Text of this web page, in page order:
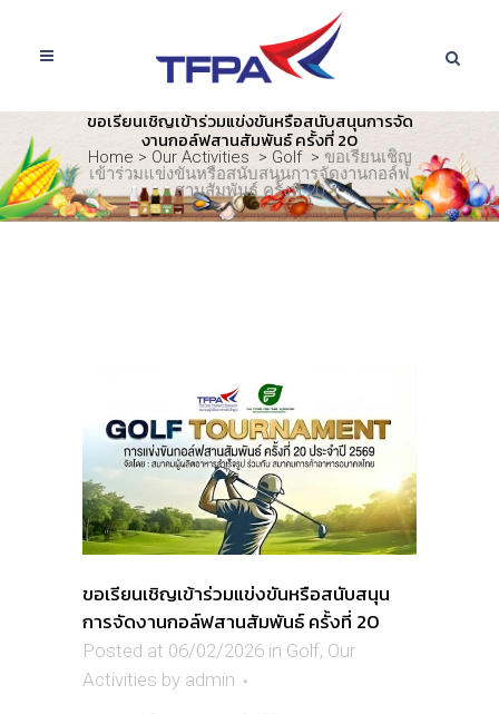
ขอเรียนเชิญเข้าร่วมแข่งขันหรือสนับสนุนการจัด
งานกอล์ฟสานสัมพันธ์ ครั้งที่ 20
Home > Our Activities > Golf > ขอเรียนเชิญ
เข้าร่วมแข่งขันหรือสนับสนุนการจัดงานกอล์ฟ
สานสัมพันธ์ ครั้งที่ 20
ขอเรียนเชิญเข้าร่วมแข่งขันหรือสนับสนุน
การจัดงานกอล์ฟสานสัมพันธ์ ครั้งที่ 20
Posted at 06/02/2026 in Golf, Our
Activities by admin